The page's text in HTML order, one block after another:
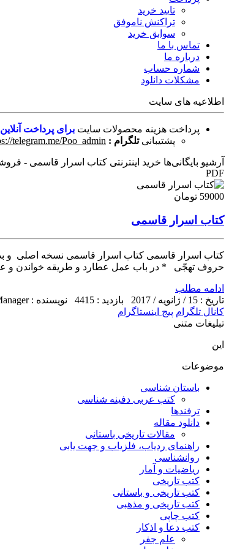
تایید خرید
تراکنش ناموفق
سوابق خرید
تماس با ما
درباره ما
شماره حساب
مشکلات دانلود
اطلاعیه های سایت
پرداخت هزینه محصولات سایت برای پرداخت
پشتیبانی تلگرام : telegram.me/Poo_admin
آرشیو بایگانی‌ها خرید اینترنتی کتاب اسرار قاسمی -
PDF
59000 تومان
کتاب اسرار قاسمی
کتاب اسرار قاسمی کتاب اسرار قاسمی نسخه اصلی و
حروف تهجّی * در باب عمل عطارد و طریقه خواندن و عمل به آن *
ادامه مطلب
تاریخ : 15 / ژانویه / 2017
بازدید : 4415
نویسنده : Manager
کانال تلگرام پیج اینستاگرام
تبلیغات متنی
این
موضوعات
باستان شناسی
کتب عربی دفینه شناسی
ترفندها
دانلود مقاله
مقالات تاریخی باستانی
راهنمای ردیاب، فلزیاب و جهت یابی
روانشناسی
ریاضیات و آمار
کتب تاریخی
کتب تاریخی و باستانی
کتب تاریخی و مذهبی
کتب چاپی
کتب دعا و اذکار
علم جفر